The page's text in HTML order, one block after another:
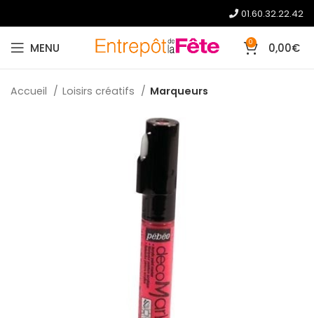
01.60.32.22.42
MENU 0 0,00€
Accueil Loisirs créatifs Marqueurs